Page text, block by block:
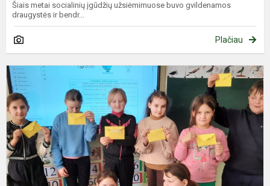
Šiais metai socialinių įgūdžių užsiėmimuose buvo gvildenamos
draugystės ir bendr...
Plačiau